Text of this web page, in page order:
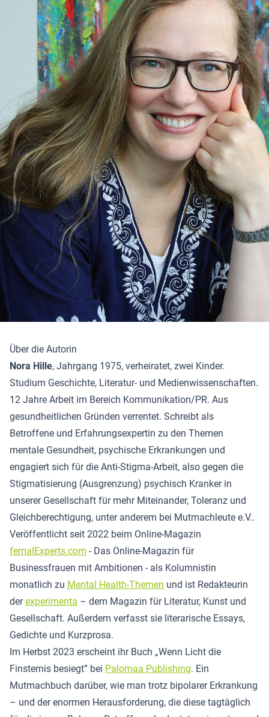
Über die Autorin
Nora Hille, Jahrgang 1975, verheiratet, zwei Kinder.
Studium Geschichte, Literatur- und Medienwissenschaften.
12 Jahre Arbeit im Bereich Kommunikation/PR. Aus
gesundheitlichen Gründen verrentet. Schreibt als
Betroffene und Erfahrungsexpertin zu den Themen
mentale Gesundheit, psychische Erkrankungen und
engagiert sich für die Anti-Stigma-Arbeit, also gegen die
Stigmatisierung (Ausgrenzung) psychisch Kranker in
unserer Gesellschaft für mehr Miteinander, Toleranz und
Gleichberechtigung, unter anderem bei Mutmachleute e.V..
Veröffentlicht seit 2022 beim Online-Magazin
femalExperts.com - Das Online-Magazin für
Businessfrauen mit Ambitionen - als Kolumnistin
monatlich zu Mental Health-Themen und ist Redakteurin
derexperimenta – dem Magazin für Literatur, Kunst und
Gesellschaft. Außerdem verfasst sie literarische Essays,
Gedichte und Kurzprosa.
Im Herbst 2023 erscheint ihr Buch „Wenn Licht die
Finsternis besiegt” bei Palomaa Publishing. Ein
Mutmachbuch darüber, wie man trotz bipolarer Erkrankung
– und der enormen Herausforderung, die diese tagtäglich